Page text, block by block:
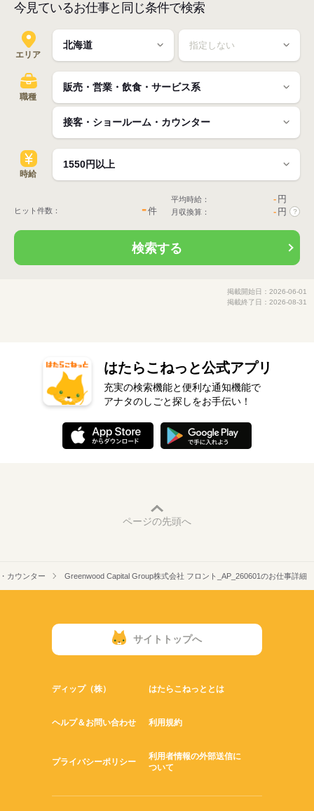
今見ているお仕事と同じ条件で検索
エリア
職種
時給
ヒット件数： -件
平均時給： - 円
月収換算： - 円 ?
検索する
掲載開始日：2026-06-01
掲載終了日：2026-08-31
はたらこねっと公式アプリ
充実の検索機能と便利な通知機能で
アナタのしごと探しをお手伝い！
ページの先頭へ
カウンター Greenwood Capital Group株式会社 フロント_AP_260601のお仕事詳細
サイトトップへ
ディップ（株） はたらこねっととは
ヘルプ＆お問い合わせ 利用規約
プライバシーポリシー
利用者情報の外部送信に
ついて